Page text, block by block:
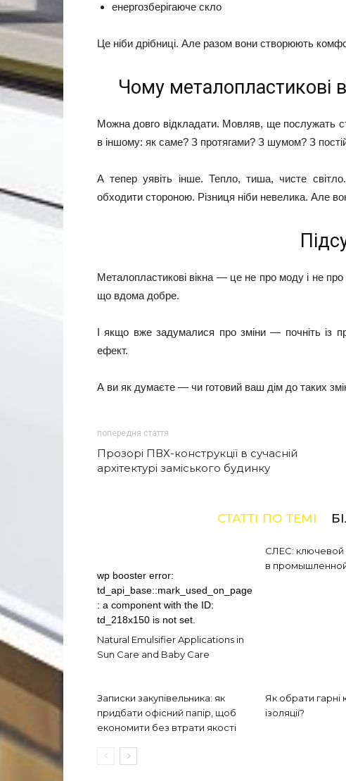
енергозберігаюче скло
Це ніби дрібниці. Але разом вони створюють
Чому металопластикові
Можна довго відкладати. Мовляв, ще послужать
в іншому: як саме? З протягами? З шумом? З
А тепер уявіть інше. Тепло, тиша, чисте
обходити стороною. Різниця ніби невелика. Але
Металопластикові вікна — це не про моду і не
що вдома добре.
І якщо вже задумалися про зміни — почніть із
ефект.
А ви як думаєте — чи готовий ваш дім до таких
попередня стаття
Прозорі ПВХ-конструкції в сучасній
архітектурі заміського будинку
СТАТТІ ПО ТЕМІ
wp booster error:
td_api_base::mark_used_on_page
: a component with the ID:
td_218x150 is not set.
Natural Emulsifier Applications in
Sun Care and Baby Care
СЛЕС:
в
Записки закупівельника: як
придбати офісний папір, щоб
економити без втрати якості
Як обрати гарні
ізоляції?